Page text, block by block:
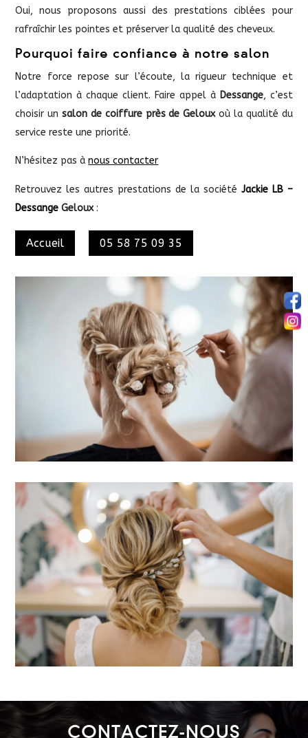
Oui, nous proposons aussi des prestations ciblées pour
rafraîchir les pointes et préserver la qualité des cheveux.
Pourquoi faire confiance à notre salon
Notre force repose sur l’écoute, la rigueur technique et
l’adaptation à chaque client. Faire appel à Dessange, c’est
choisir un salon de coiffure près de Geloux où la qualité du
service reste une priorité.
N’hésitez pas ànous contacter
Retrouvez les autres prestations de la société Jackie LB –
Dessange Geloux:
Accueil 05 58 75 09 35
CONTACTEZ-NOUS